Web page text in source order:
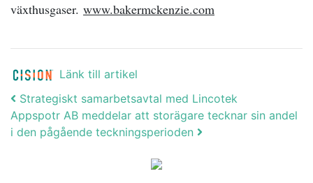
växthusgaser. www.bakermckenzie.com
Länk till artikel
Post navigation
Strategiskt samarbetsavtal med Lincotek
Appspotr AB meddelar att storägare tecknar sin andel
i den pågående teckningsperioden